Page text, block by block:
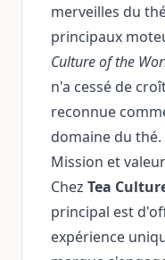
merveilles du
principaux
Culture of the
n'a cessé de
reconnue
domaine du thé.
Mission et
Chez Tea
principal est
expérience